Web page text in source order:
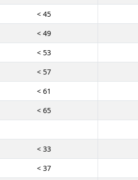
< 45
< 49
< 53
< 57
< 61
< 65
< 33
< 37